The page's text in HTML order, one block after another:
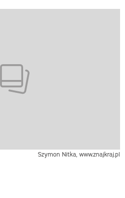
Szymon Nitka, www.znajkraj.pl